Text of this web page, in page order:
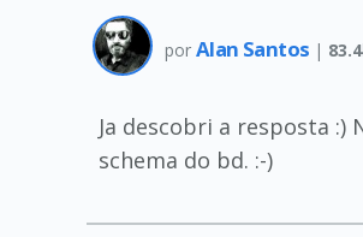
por Alan Santos |
Ja descobri a resposta
schema do bd. :-)